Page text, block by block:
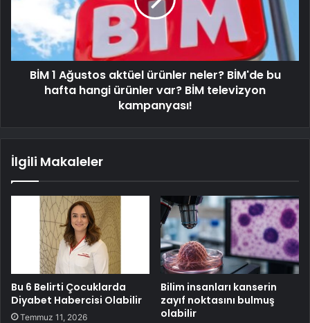
BİM 1 Ağustos aktüel ürünler neler? BİM'de bu
hafta hangi ürünler var? BİM televizyon
kampanyası!
İlgili Makaleler
Bu 6 Belirti Çocuklarda
Diyabet Habercisi Olabilir
Temmuz 11, 2026
Bilim insanları kanserin
zayıf noktasını bulmuş
olabilir